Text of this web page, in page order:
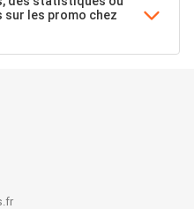
sur les promo chez